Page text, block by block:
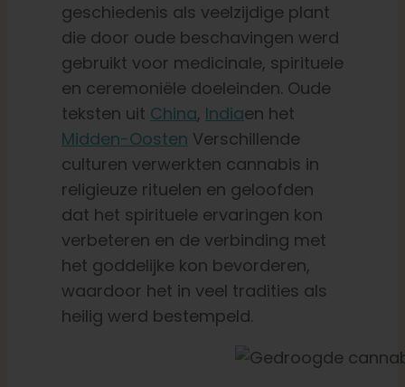
geschiedenis als veelzijdige plant
die door oude beschavingen werd
gebruikt voor medicinale, spirituele
en ceremoniële doeleinden. Oude
teksten uit China, Indiaen het
Midden-Oosten Verschillende
culturen verwerkten cannabis in
religieuze rituelen en geloofden
dat het spirituele ervaringen kon
verbeteren en de verbinding met
het goddelijke kon bevorderen,
waardoor het in veel tradities als
heilig werd bestempeld.